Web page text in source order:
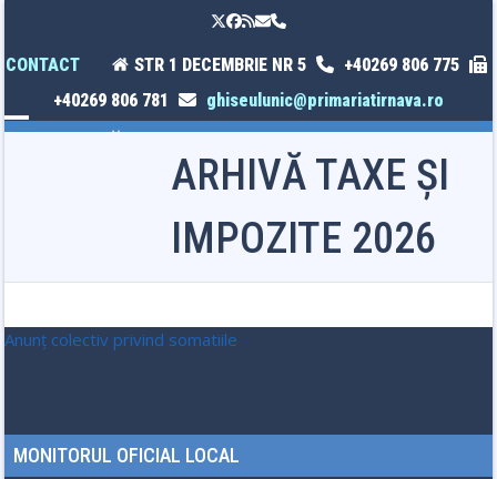
content
Twitter
Facebook
RSSEmailPhone
CONTACT
STR 1 DECEMBRIE NR 5
+40269 806 775
+40269 806 781
ghiseulunic@primariatirnava.ro
Open
Close
ARHIVĂ TAXE ȘI
IMPOZITE 2026
Anunț colectiv privind somatiile
MONITORUL OFICIAL LOCAL